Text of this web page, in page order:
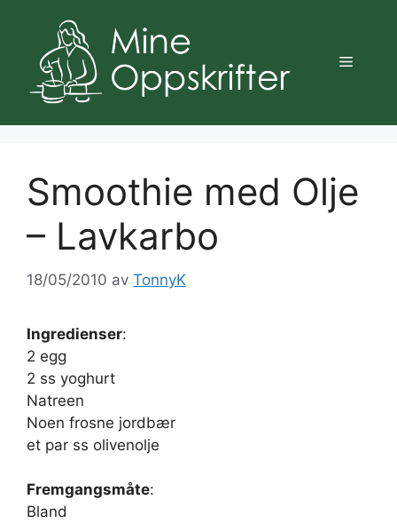
innhold
Meny
Smoothie med Olje
– Lavkarbo
18/05/2010 av TonnyK
Ingredienser:
2 egg
2 ss yoghurt
Natreen
Noen frosne jordbær
et par ss olivenolje
Fremgangsmåte:
Bland